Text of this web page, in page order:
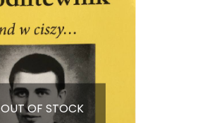
OUT OF STOCK